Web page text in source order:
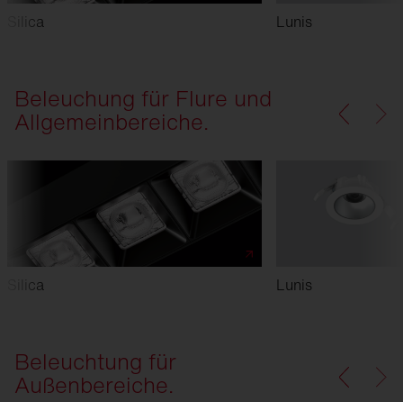
Silica Lunis
Beleuchung für Flure und
Allgemeinbereiche.
Silica Lunis
Beleuchtung für
Außenbereiche.